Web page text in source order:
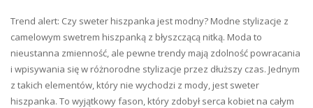
Trend alert: Czy sweter hiszpanka jest modny? Modne stylizacje z
camelowym swetrem hiszpanką z błyszczącą nitką. Moda to
nieustanna zmienność, ale pewne trendy mają zdolność powracania
i wpisywania się w różnorodne stylizacje przez dłuższy czas. Jednym
z takich elementów, który nie wychodzi z mody, jest sweter
hiszpanka. To wyjątkowy fason, który zdobył serca kobiet na całym